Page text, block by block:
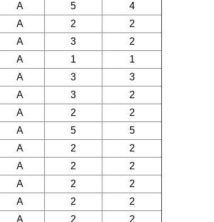
A 5
4
A 2
2
A 3
2
A 1
1
A 3
3
A 3
2
A 2
2
A 5
5
A 2
2
A 2
2
A 2
2
A 2
2
A 2 2